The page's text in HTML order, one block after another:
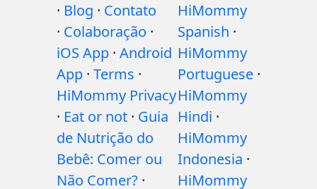
· Blog · Contato
· Colaboração ·
iOS App · Android
App · Terms ·
HiMommy Privacy
· Eat or not · Guia
de Nutrição do
Bebê: Comer ou
Não Comer? ·
HiMommy
Spanish ·
HiMommy
Portuguese ·
HiMommy
Hindi ·
HiMommy
Indonesia ·
HiMommy